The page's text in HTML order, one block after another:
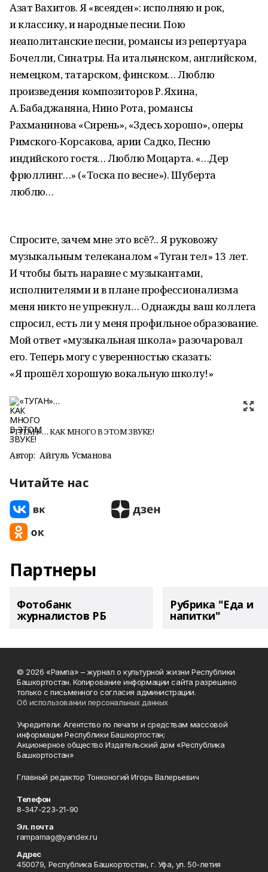
Азат Вахитов. Я «всеяден»: исполняю и рок,
и классику, и народные песни. Пою
неаполитанские песни, романсы из репертуара
Бочелли, Синатры. На итальянском, английском,
немецком, татарском, финском… Люблю
произведения композиторов Р. Яхина,
А. Бабаджаняна, Нино Рота, романсы
Рахманинова «Сирень», «Здесь хорошо», оперы
Римского-Корсакова, арии Садко, Песню
индийского гостя… Люблю Моцарта. «…Дер
фрюллинг…» («Тоска по весне»). Шуберта
люблю…
Спросите, зачем мне это всё?.. Я руковожу
музыкальным телеканалом «Туган тел» 13 лет.
И чтобы быть наравне с музыкантами,
исполнителями и в плане профессионализма
меня никто не упрекнул… Однажды ваш коллега
спросил, есть ли у меня профильное образование.
Мой ответ «музыкальная школа» разочаровал
его. Теперь могу с уверенностью сказать:
«Я прошёл хорошую вокальную школу!»
«ТУГАН»… КАК МНОГО В ЭТОМ ЗВУКЕ!
Автор: Айгуль Усманова
Читайте нас
Партнеры
Фотобанк
журналистов РБ
Рубрика "Еда и
напитки"
© 2026 «Рампа» – журнал о культурной жизни Республики
Башкортостан. Копирование информации сайта разрешено
только с письменного согласия администрации.
Об использовании персональных данных
Учредители: Агентство по печати и средствам массовой
информации Республики Башкортостан;
Акционерное общество Издательский дом «Республика
Башкортостан»
Главный редактор Тонконогий Игорь Валерьевич
Телефон
8-347-223-21-90
Эл. почта
rampamag@yandex.ru
Адрес
450079, Республика Башкортостан, г. Уфа, ул. 50-летия